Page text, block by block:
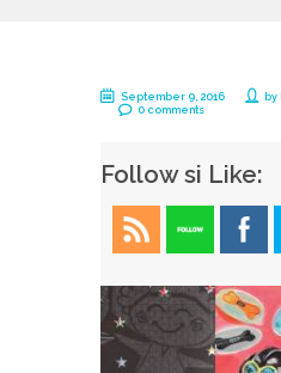
September 9, 2016 by
0 comments
Follow si Like: